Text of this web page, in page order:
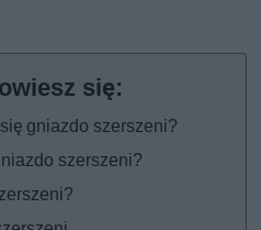
gniazdo szerszeni?
szerszeni?